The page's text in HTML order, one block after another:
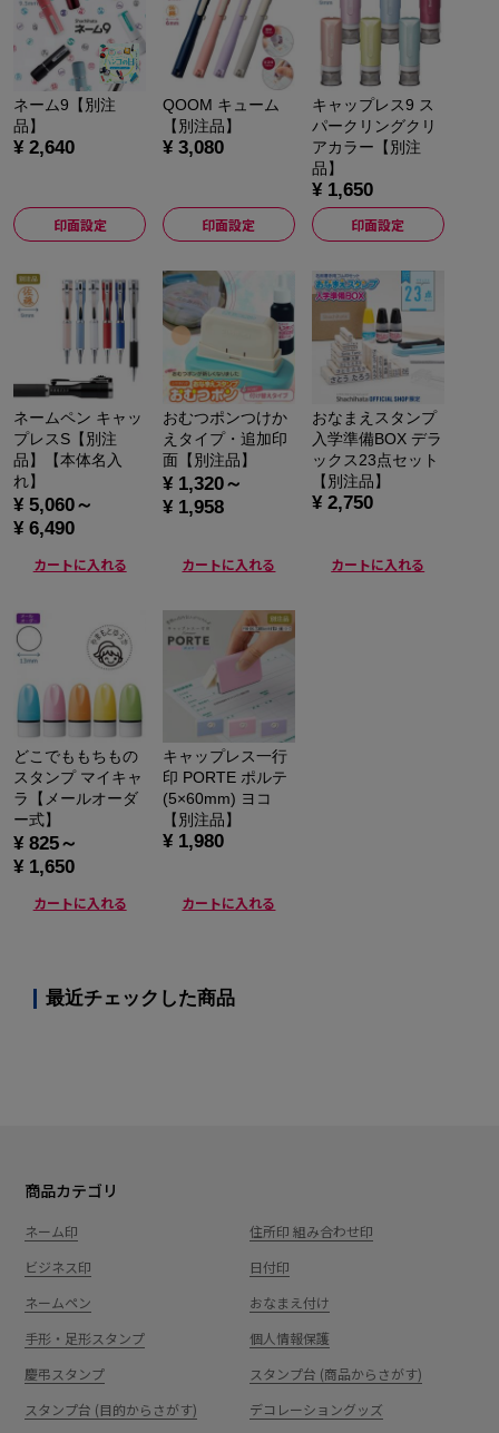
ネーム9【別注
品】
¥ 2,640
印面設定
QOOM キューム
【別注品】
¥ 3,080
印面設定
キャップレス9 ス
パークリングクリ
アカラー【別注
品】
¥ 1,650
印面設定
ネームペン キャッ
プレスS【別注
品】【本体名入
れ】
¥ 5,060～
¥ 6,490
カートに入れる
おむつポンつけか
えタイプ・追加印
面【別注品】
¥ 1,320～
¥ 1,958
カートに入れる
おなまえスタンプ
入学準備BOX デラ
ックス23点セット
【別注品】
¥ 2,750
カートに入れる
どこでももちもの
スタンプ マイキャ
ラ【メールオーダ
ー式】
¥ 825～
¥ 1,650
カートに入れる
キャップレス一行
印 PORTE ポルテ
(5×60mm) ヨコ
【別注品】
¥ 1,980
カートに入れる
最近チェックした商品
商品カテゴリ
ネーム印
住所印 組み合わせ印
ビジネス印
日付印
ネームペン
おなまえ付け
手形・足形スタンプ
個人情報保護
慶弔スタンプ
スタンプ台 (商品からさがす)
スタンプ台 (目的からさがす)
デコレーショングッズ